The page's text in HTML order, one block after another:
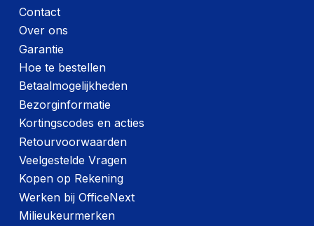
Contact
Over ons
Garantie
Hoe te bestellen
Betaalmogelijkheden
Bezorginformatie
Kortingscodes en acties
Retourvoorwaarden
Veelgestelde Vragen
Kopen op Rekening
Werken bij OfficeNext
Milieukeurmerken